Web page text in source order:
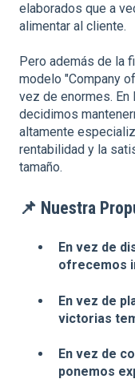
elaborados que a
alimentar al cliente.
Pero además de la
modelo "Company
vez de enormes. En
decidimos
altamente
rentabilidad y la
tamaño.
📌 Nuestra
En vez de
ofrecemos
En vez de
victorias
En vez de
ponemos